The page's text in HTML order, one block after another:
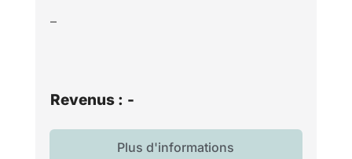
–
Revenus : -
Plus d'informations